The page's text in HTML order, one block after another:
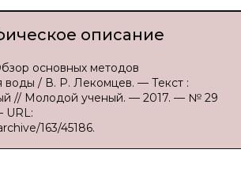
описание
основных методов
воды / В. Р. Лекомцев. — Текст :
// Молодой ученый. — 2017. — № 29
URL:
163/45186.